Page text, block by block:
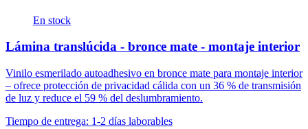
En stock
Lámina translúcida - bronce mate - montaje interior
Vinilo esmerilado autoadhesivo en bronce mate para montaje interior
– ofrece protección de privacidad cálida con un 36 % de transmisión
de luz y reduce el 59 % del deslumbramiento.
Tiempo de entrega: 1-2 días laborables